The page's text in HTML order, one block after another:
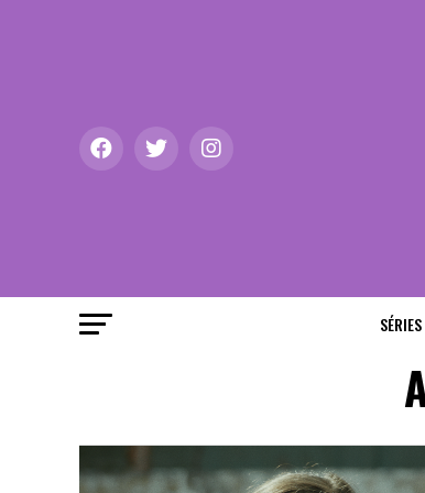
SÉRIES